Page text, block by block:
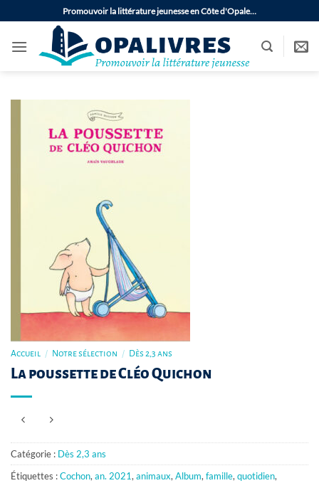
au
contenu
Promouvoir la littérature jeunesse en Côte d'Opale…
Accueil / Notre sélection / Dès 2,3 ans
La poussette de Cléo Quichon
Catégorie : Dès 2,3 ans
Étiquettes :Cochon,an. 2021,animaux,Album,famille,quotidien,